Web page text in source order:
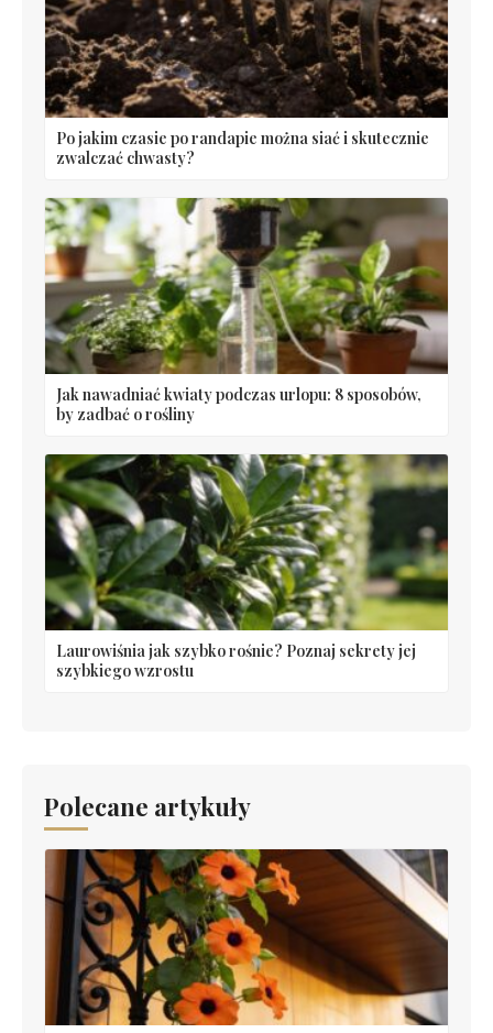
Po jakim czasie po randapie można siać i skutecznie
zwalczać chwasty?
Jak nawadniać kwiaty podczas urlopu: 8 sposobów,
by zadbać o rośliny
Laurowiśnia jak szybko rośnie? Poznaj sekrety jej
szybkiego wzrostu
Polecane artykuły